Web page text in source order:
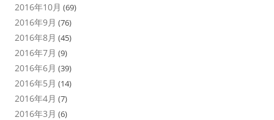
2016年10月 (69)
2016年9月 (76)
2016年8月 (45)
2016年7月 (9)
2016年6月 (39)
2016年5月 (14)
2016年4月 (7)
2016年3月 (6)